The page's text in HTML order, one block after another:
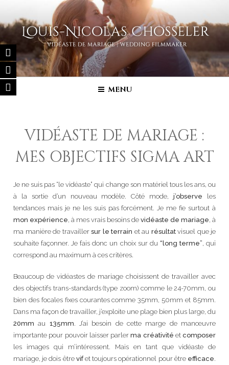
contenu
principal
FILM DE MARIAGE | VIDÉASTE
SPÉCIALISÉ
Vidéaste de mariage – Film de Mariage haut de gamme en France,
Belgique, Luxembourg, Suisse, Italie…
MENU
VIDÉASTE DE MARIAGE :
MES OBJECTIFS SIGMA ART
Je ne suis pas “le vidéaste” qui change son matériel tous les ans, ou
à la sortie d’un nouveau modèle. Côté mode,j’observe les
tendances mais je ne les suis pas forcément. Je me fie surtout à
mon expérience, à mes vrais besoins de vidéaste de mariage, à
ma manière de travailler sur le terrain et au résultatvisuel que je
souhaite façonner. Je fais donc un choix sur du “long terme”, qui
correspond au maximum à ces critères.
Beaucoup de vidéastes de mariage choisissent de travailler avec
des objectifs trans-standards (type zoom) comme le 24-70mm, ou
bien des focales fixes courantes comme 35mm, 50mm et 85mm.
Dans ma façon de travailler, j’exploite une plage bien plus large, du
20mm au 135mm. J’ai besoin de cette marge de manœuvre
importante pour pouvoir laisser parlerma créativité et composer
les images qui m’intéressent. Mais en tant que vidéaste de
mariage, je dois êtrevifet toujours opérationnel pour être efficace.